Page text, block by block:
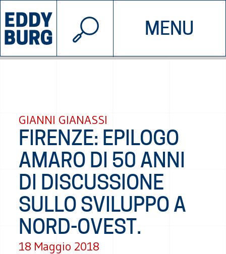
MENU
INIZIATIVE CHI SIAMO
© 2026 EDDYBURG
GIANNI GIANASSI
FIRENZE: EPILOGO
AMARO DI 50 ANNI
DI DISCUSSIONE
SULLO SVILUPPO A
NORD-OVEST.
18 Maggio 2018